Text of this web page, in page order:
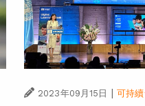
2023年09月15日 可持